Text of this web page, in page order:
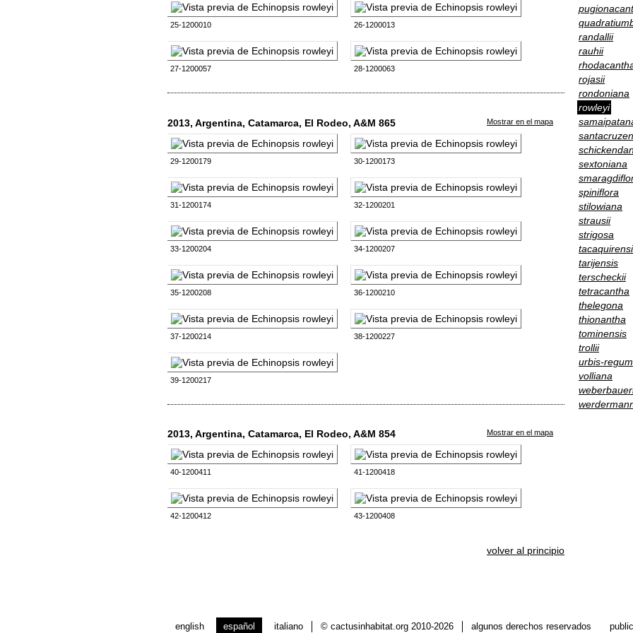
25-1200010 26-1200013
27-1200057 28-1200063
2013, Argentina, Catamarca, El Rodeo, A&M 865 Mostrar en el mapa
29-1200179 30-1200173
31-1200174 32-1200201
33-1200204 34-1200207
35-1200208 36-1200210
37-1200214 38-1200227
39-1200217
2013, Argentina, Catamarca, El Rodeo, A&M 854 Mostrar en el mapa
40-1200411 41-1200418
42-1200412 43-1200408
volver al principio
randallii
rauhii
rojasii
rondoniana
rowleyi
sextoniana
spiniflora
stilowiana
strausii
strigosa
tarijensis
terscheckii
tetracantha
thelegona
thionantha
tominensis
trollii
urbis-regum
volliana
english español italiano © cactusinhabitat.org 2010-2026 algunos derechos reservados